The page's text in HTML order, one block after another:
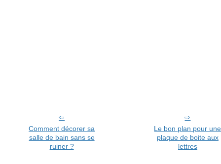
Comment décorer sa
salle de bain sans se
ruiner ?
Le bon plan pour une
plaque de boite aux
lettres